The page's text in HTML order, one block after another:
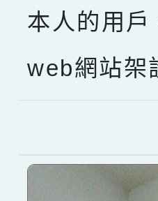
本人的用
web網站架